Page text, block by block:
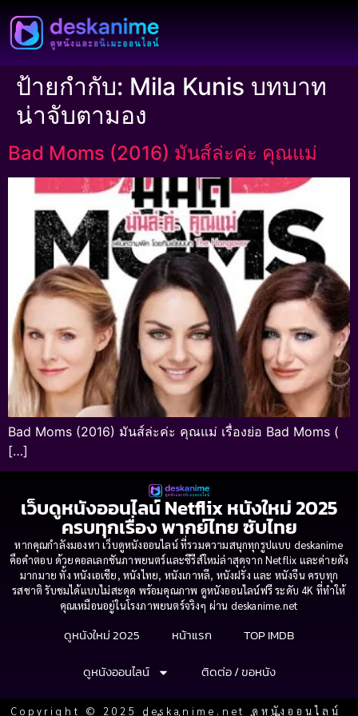
ป้ายกำกับ: Mila Kunis บทบาท
น่าจับตามอง
Bad Moms (2016) มันส์ล่ะค่ะ คุณแม่
Bad Moms (2016) มันส์ล่ะค่ะ คุณแม่ เรื่องย่อ Bad Moms (
[…]
เว็บดูหนังออนไลน์ Netflix หนังใหม่ 2025
ครบทุกเรื่อง พากย์ไทย ซับไทย
หากคุณกำลังมองหา เว็บดูหนังออนไลน์ ที่รวมความสนุกทุกรูปแบบ deskanime
คือคำตอบ ด้วยคอลเลกชันภาพยนตร์และซีรีส์ใหม่ล่าสุดจาก Netflix และค่ายดัง
มากมาย ทั้ง หนังเอเชีย, หนังไทย, หนังเกาหลี, หนังฝรั่ง และ หนังจีน ครบทุก
รสชาติ รับชมได้แบบไม่สะดุด พร้อมคุณภาพ ดูหนังออนไลน์ฟรี ระดับ 4K ที่ทำให้
คุณเหมือนอยู่ในโรงภาพยนตร์จริงๆ ผ่าน deskanime.net
ดูหนังใหม่ 2025 หน้าแรก
TOP IMDB
ดูหนังออนไลน์
ติดต่อ / ขอหนัง
Copyright © 2025 deskanime.net ดูหนังออนไลน์